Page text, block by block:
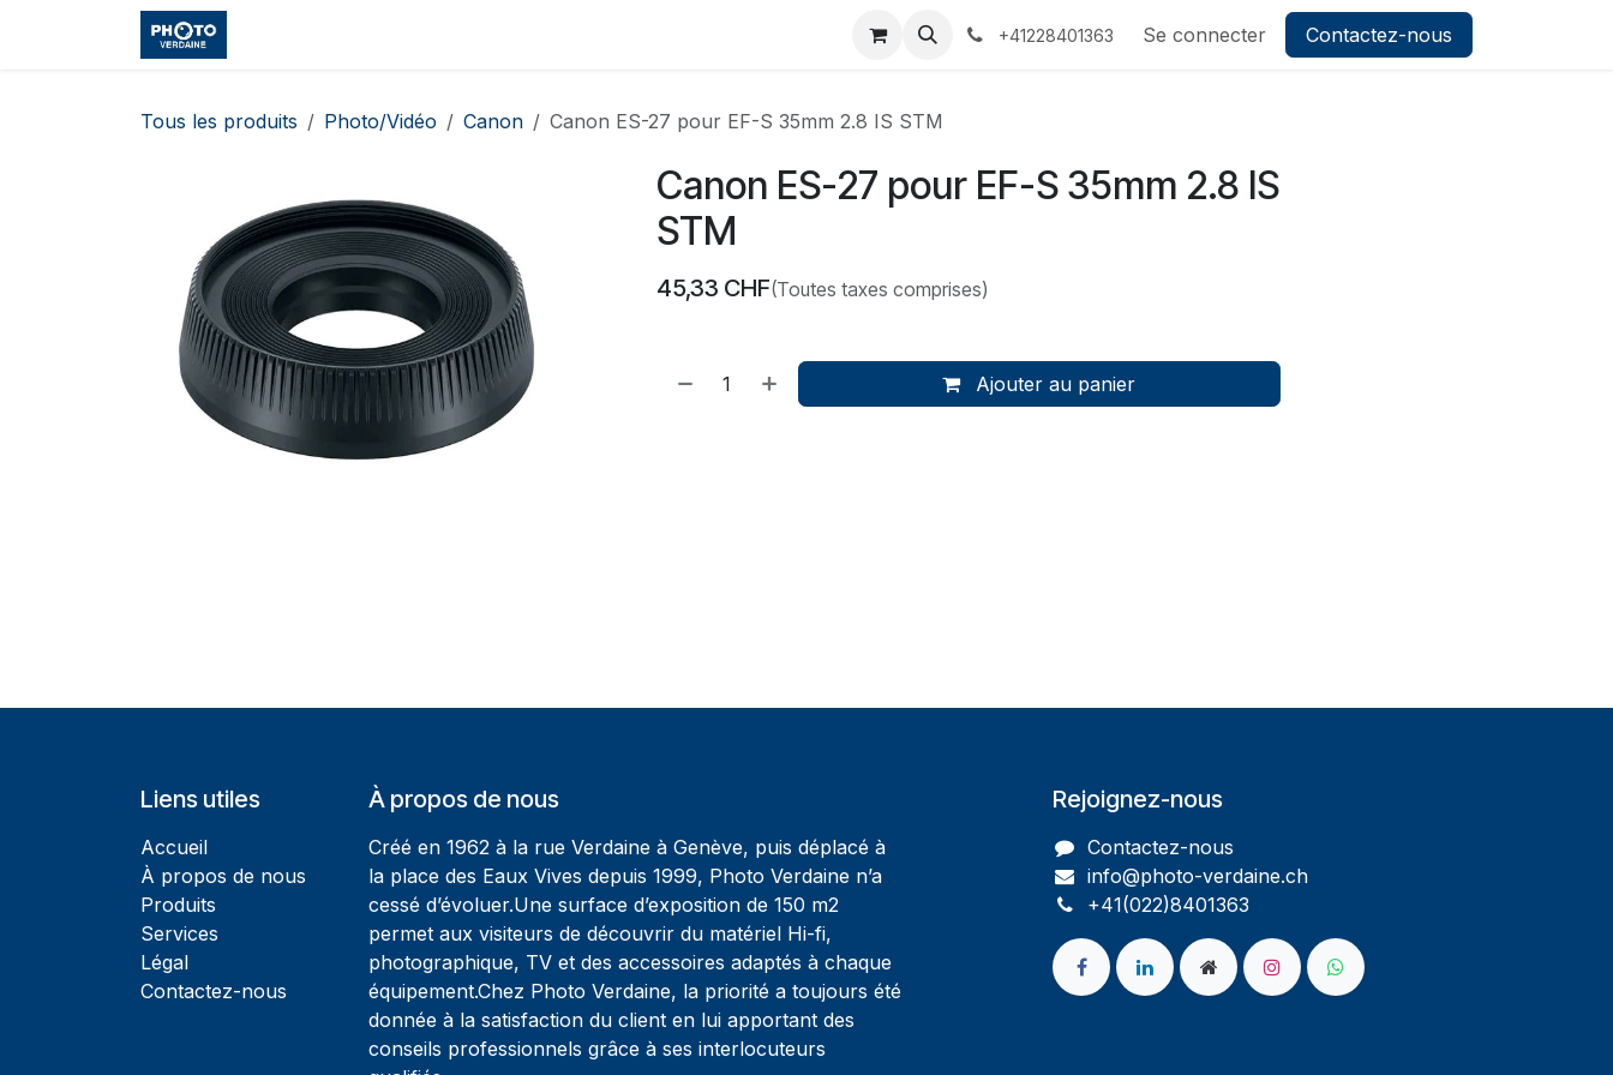
Se rendre au contenu
Événements Services Contactez-nous
+41228401363 Se connecter Contactez-nous
Tous les produits Photo/Vidéo Canon Canon ES-27 pour EF-S 35mm 2.8 IS STM
Canon ES-27 pour EF-S 35mm 2.8 IS
STM
45,33 CHF(Toutes taxes comprises)
Ajouter au panier
Liens utiles
Accueil
À propos de nous
Produits
Services
Légal
Contactez-nous
À propos de nous
Créé en 1962 à la rue Verdaine à Genève, puis déplacé à
la place des Eaux Vives depuis 1999, Photo Verdaine n’a
cessé d’évoluer.Une surface d’exposition de 150 m2
permet aux visiteurs de découvrir du matériel Hi-fi,
photographique, TV et des accessoires adaptés à chaque
équipement.Chez Photo Verdaine, la priorité a toujours été
donnée à la satisfaction du client en lui apportant des
conseils professionnels grâce à ses interlocuteurs
Rejoignez-nous
Contactez-nous
info@photo-verdaine.ch​
​​+41(022)8401363